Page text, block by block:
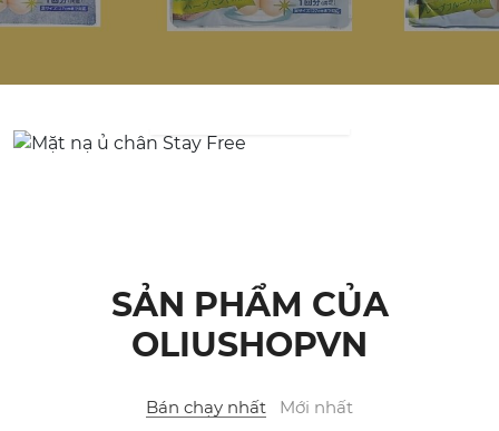
SẢN PHẨM CỦA
OLIUSHOPVN
Bán chạy nhất Mới nhất